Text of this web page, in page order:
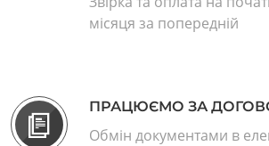
місяця за попередній
ПРАЦЮЄМО ЗА
Обмін документами в